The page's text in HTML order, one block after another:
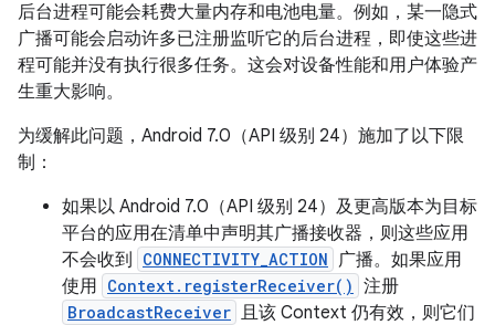
后台进程可能会耗费大量内存和电池电量。例如，某一隐式
广播可能会启动许多已注册监听它的后台进程，即使这些进
程可能并没有执行很多任务。这会对设备性能和用户体验产
生重大影响。
为缓解此问题，Android 7.0（API 级别 24）施加了以下限
制：
如果以 Android 7.0（API 级别 24）及更高版本为目标
平台的应用在清单中声明其广播接收器，则这些应用
不会收到
CONNECTIVITY_ACTION 广播。如果应用
使用 Context.registerReceiver() 注册
BroadcastReceiver 且该 Context 仍有效，则它们